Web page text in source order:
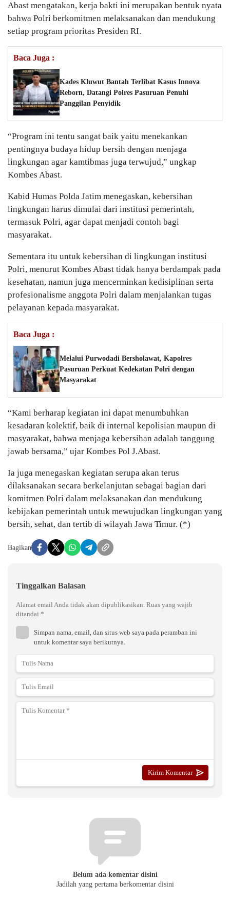
Abast mengatakan, kerja bakti ini merupakan bentuk nyata
bahwa Polri berkomitmen melaksanakan dan mendukung
setiap program prioritas Presiden RI.
Baca Juga :
Kades Kluwut Bantah Terlibat Kasus Innova
Reborn, Datangi Polres Pasuruan Penuhi
Panggilan Penyidik
“Program ini tentu sangat baik yaitu menekankan
pentingnya budaya hidup bersih dengan menjaga
lingkungan agar kamtibmas juga terwujud,” ungkap
Kombes Abast.
Kabid Humas Polda Jatim menegaskan, kebersihan
lingkungan harus dimulai dari institusi pemerintah,
termasuk Polri, agar dapat menjadi contoh bagi
masyarakat.
Sementara itu untuk kebersihan di lingkungan institusi
Polri, menurut Kombes Abast tidak hanya berdampak pada
kesehatan, namun juga mencerminkan kedisiplinan serta
profesionalisme anggota Polri dalam menjalankan tugas
pelayanan kepada masyarakat.
Baca Juga :
Melalui Purwodadi Bersholawat, Kapolres
Pasuruan Perkuat Kedekatan Polri dengan
Masyarakat
“Kami berharap kegiatan ini dapat menumbuhkan
kesadaran kolektif, baik di internal kepolisian maupun di
masyarakat, bahwa menjaga kebersihan adalah tanggung
jawab bersama,” ujar Kombes Pol J.Abast.
Ia juga menegaskan kegiatan serupa akan terus
dilaksanakan secara berkelanjutan sebagai bagian dari
komitmen Polri dalam melaksanakan dan mendukung
kebijakan pemerintah untuk mewujudkan lingkungan yang
bersih, sehat, dan tertib di wilayah Jawa Timur. (*)
Bagikan
Tinggalkan Balasan
Alamat email Anda tidak akan dipublikasikan. Ruas yang wajib
ditandai *
Simpan nama, email, dan situs web saya pada peramban ini
untuk komentar saya berikutnya.
Belum ada komentar disini
Jadilah yang pertama berkomentar disini